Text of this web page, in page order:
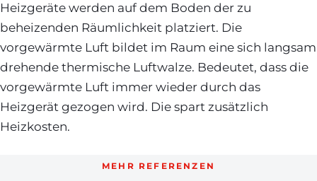
Heizgeräte werden auf dem Boden der zu
beheizenden Räumlichkeit platziert. Die
vorgewärmte Luft bildet im Raum eine sich langsam
drehende thermische Luftwalze. Bedeutet, dass die
vorgewärmte Luft immer wieder durch das
Heizgerät gezogen wird. Die spart zusätzlich
Heizkosten.
MEHR REFERENZEN